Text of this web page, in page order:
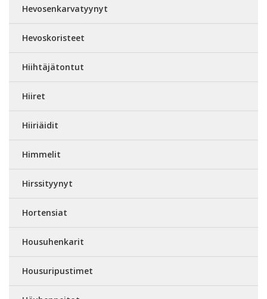
Hevosenkarvatyynyt
Hevoskoristeet
Hiihtäjätontut
Hiiret
Hiiriäidit
Himmelit
Hirssityynyt
Hortensiat
Housuhenkarit
Housuripustimet